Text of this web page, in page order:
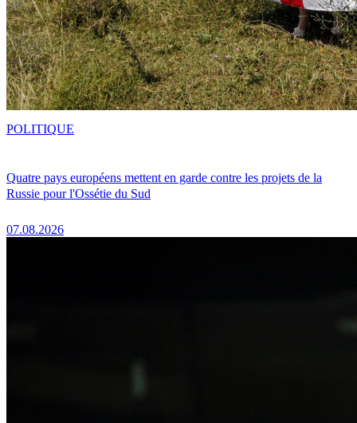
Quatre pays européens mettent en garde contre les projets de la
Russie pour l'Ossétie du Sud
07.08.2026
POLITIQUE